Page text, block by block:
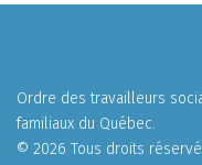
Ordre des travailleurs
familiaux du Québec.
© 2026 Tous droits